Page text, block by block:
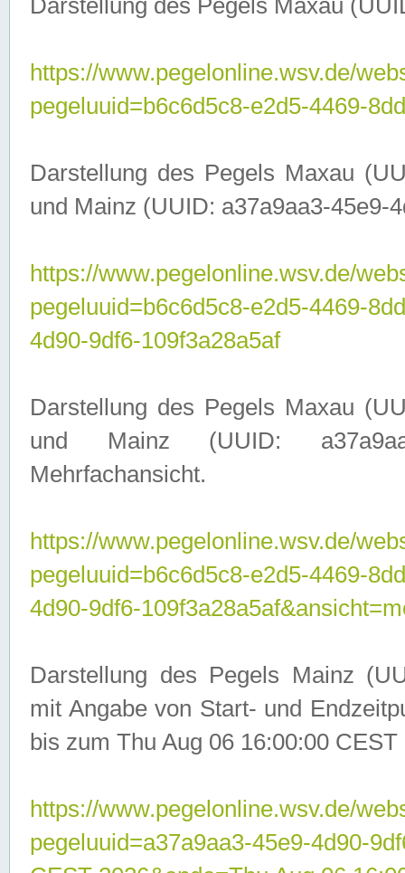
Darstellung des Pegels Maxau
https://www.pegelonline.wsv.de/
pegeluuid=b6c6d5c8-e2d5-4469-
Darstellung des Pegels Maxau
und Mainz (UUID: a37a9aa3-45e9-
https://www.pegelonline.wsv.de/
pegeluuid=b6c6d5c8-e2d5-4469-
4d90-9df6-109f3a28a5af
Darstellung des Pegels Maxau
und Mainz (UUID:
Mehrfachansicht.
https://www.pegelonline.wsv.de/
pegeluuid=b6c6d5c8-e2d5-4469-
4d90-9df6-
Darstellung des Pegels Mainz
mit Angabe von Start- und
bis zum Thu Aug 06 16:00:00 CEST
https://www.pegelonline.wsv.de/
pegeluuid=a37a9aa3-45e9-4d90-